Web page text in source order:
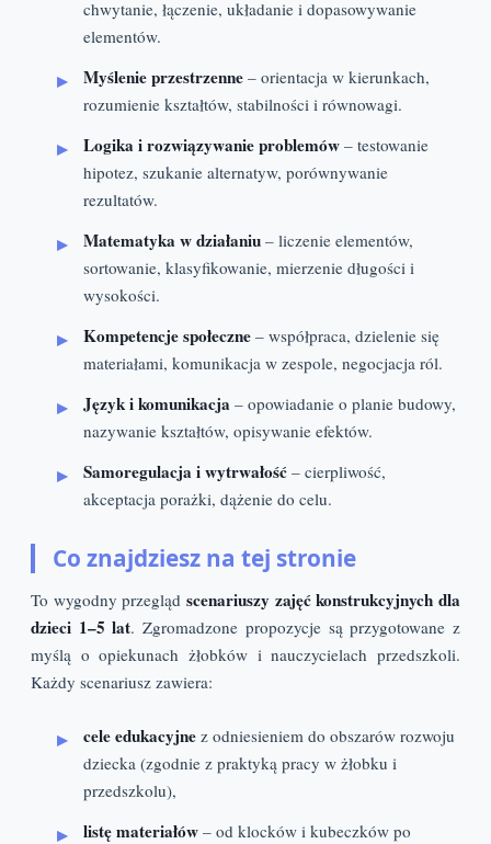
chwytanie, łączenie, układanie i dopasowywanie
elementów.
Myślenie przestrzenne – orientacja w kierunkach,
rozumienie kształtów, stabilności i równowagi.
Logika i rozwiązywanie problemów – testowanie
hipotez, szukanie alternatyw, porównywanie
rezultatów.
Matematyka w działaniu – liczenie elementów,
sortowanie, klasyfikowanie, mierzenie długości i
wysokości.
Kompetencje społeczne – współpraca, dzielenie się
materiałami, komunikacja w zespole, negocjacja ról.
Język i komunikacja – opowiadanie o planie budowy,
nazywanie kształtów, opisywanie efektów.
Samoregulacja i wytrwałość – cierpliwość,
akceptacja porażki, dążenie do celu.
Co znajdziesz na tej stronie
To wygodny przegląd scenariuszy zajęć konstrukcyjnych dla
dzieci 1–5 lat. Zgromadzone propozycje są przygotowane z
myślą o opiekunach żłobków i nauczycielach przedszkoli.
Każdy scenariusz zawiera:
cele edukacyjne z odniesieniem do obszarów rozwoju
dziecka (zgodnie z praktyką pracy w żłobku i
przedszkolu),
listę materiałów – od klocków i kubeczków po